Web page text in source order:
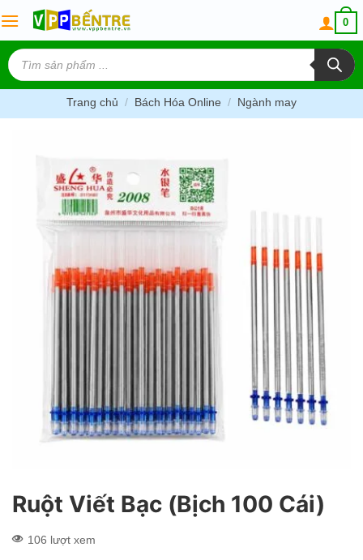
to
content
0
Tìm
kiếm
sản
phẩm
Trang chủ / Bách Hóa Online / Ngành may
Ruột Viết Bạc (Bịch 100 Cái)
106 lượt xem